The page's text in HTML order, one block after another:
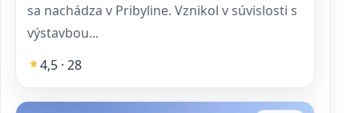
sa nachádza v Pribyline. Vznikol v súvislosti s
výstavbou...
4,5 · 28